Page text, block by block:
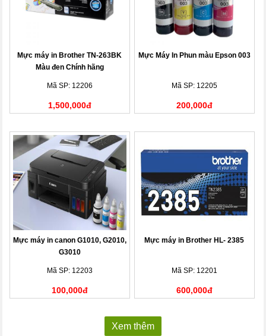
Mực máy in Brother TN-263BK
Màu đen Chính hãng
Mã SP: 12206
1,500,000đ
Mực Máy In Phun màu Epson 003
Mã SP: 12205
200,000đ
Mực máy in canon G1010, G2010,
G3010
Mã SP: 12203
100,000đ
Mực máy in Brother HL- 2385
Mã SP: 12201
600,000đ
Xem thêm